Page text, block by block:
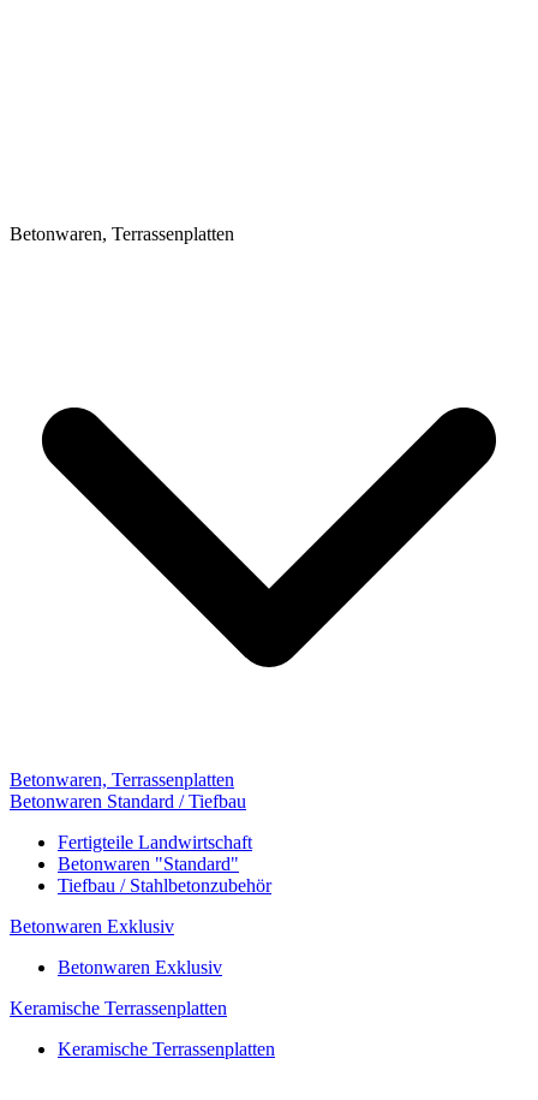
Betonwaren, Terrassenplatten
Betonwaren, Terrassenplatten
Betonwaren Standard / Tiefbau
Fertigteile Landwirtschaft
Betonwaren "Standard"
Tiefbau / Stahlbetonzubehör
Betonwaren Exklusiv
Betonwaren Exklusiv
Keramische Terrassenplatten
Keramische Terrassenplatten